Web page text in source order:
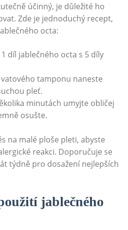
účinný, je důležité ho
Zde je jednoduchý recept,
octa:
díl jablečného octa s 5 díly
tamponu naneste
pleť.
minutách umyjte obličej
osušte.
na malé ploše pleti, abyste
reakci. Doporučuje se
týdně pro dosažení nejlepších
jablečného